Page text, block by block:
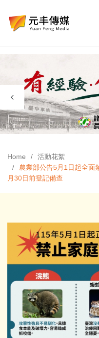
Home
活動花絮
農業部公告5月1日起全面
月30日前登記備查